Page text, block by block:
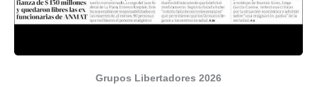
Grupos Libertadores 2026